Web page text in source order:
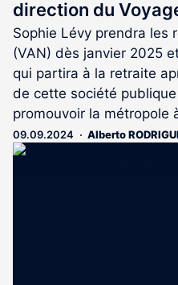
direction du
Sophie Lévy prendra les
(VAN) dès janvier 2025
qui partira à la retraite
de cette société
promouvoir la métropole
09.09.2024 Alberto